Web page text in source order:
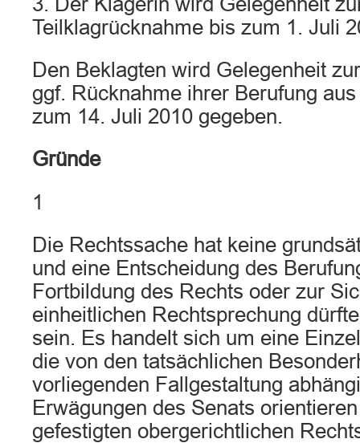
Teilklagrücknahme bis zum 1. Juli
Den Beklagten wird Gelegenheit
ggf. Rücknahme ihrer Berufung
zum 14. Juli 2010 gegeben.
Gründe
1
Die Rechtssache hat keine
und eine Entscheidung des
Fortbildung des Rechts oder zur
einheitlichen Rechtsprechung
sein. Es handelt sich um eine
die von den tatsächlichen
vorliegenden Fallgestaltung
Erwägungen des Senats
gefestigten obergerichtlichen